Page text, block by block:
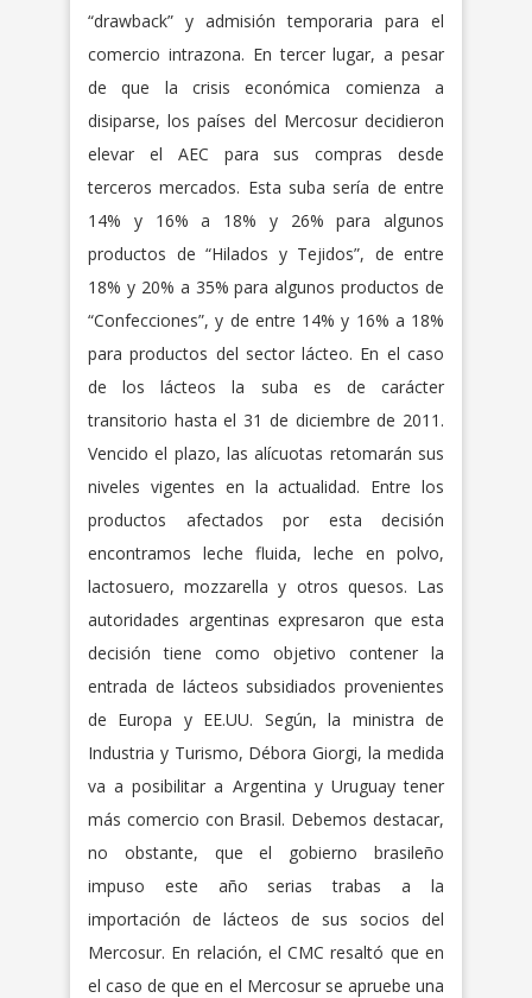
“drawback” y admisión temporaria para el
comercio intrazona. En tercer lugar, a pesar
de que la crisis económica comienza a
disiparse, los países del Mercosur decidieron
elevar el AEC para sus compras desde
terceros mercados. Esta suba sería de entre
14% y 16% a 18% y 26% para algunos
productos de “Hilados y Tejidos”, de entre
18% y 20% a 35% para algunos productos de
“Confecciones”, y de entre 14% y 16% a 18%
para productos del sector lácteo. En el caso
de los lácteos la suba es de carácter
transitorio hasta el 31 de diciembre de 2011.
Vencido el plazo, las alícuotas retomarán sus
niveles vigentes en la actualidad. Entre los
productos afectados por esta decisión
encontramos leche fluida, leche en polvo,
lactosuero, mozzarella y otros quesos. Las
autoridades argentinas expresaron que esta
decisión tiene como objetivo contener la
entrada de lácteos subsidiados provenientes
de Europa y EE.UU. Según, la ministra de
Industria y Turismo, Débora Giorgi, la medida
va a posibilitar a Argentina y Uruguay tener
más comercio con Brasil. Debemos destacar,
no obstante, que el gobierno brasileño
impuso este año serias trabas a la
importación de lácteos de sus socios del
Mercosur. En relación, el CMC resaltó que en
el caso de que en el Mercosur se apruebe una